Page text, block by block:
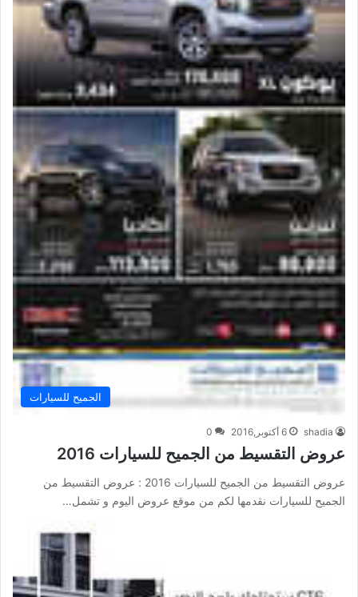
الجميح للسيارات
shadia 6 أكتوبر,2016 0
عروض التقسيط من الجميح للسيارات 2016
عروض التقسيط من الجميح للسيارات 2016 : عروض التقسيط من
الجميح للسيارات نقدمها لكم من موقع عروض اليوم و تشمل…